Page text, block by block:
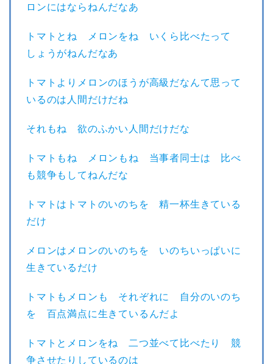
ロンにはならねんだなあ
トマトとね メロンをね いくら比べたって
しょうがねんだなあ
トマトよりメロンのほうが高級だなんて思って
いるのは人間だけだね
それもね 欲のふかい人間だけだな
トマトもね メロンもね 当事者同士は 比べ
も競争もしてねんだな
トマトはトマトのいのちを 精一杯生きている
だけ
メロンはメロンのいのちを いのちいっぱいに
生きているだけ
トマトもメロンも それぞれに 自分のいのち
を 百点満点に生きているんだよ
トマトとメロンをね 二つ並べて比べたり 競
争させたりしているのは